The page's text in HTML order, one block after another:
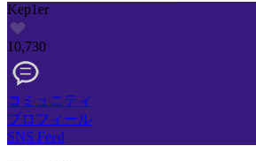
Kep1er
10,730
コミュニティ
プロフィール
SNS Feed